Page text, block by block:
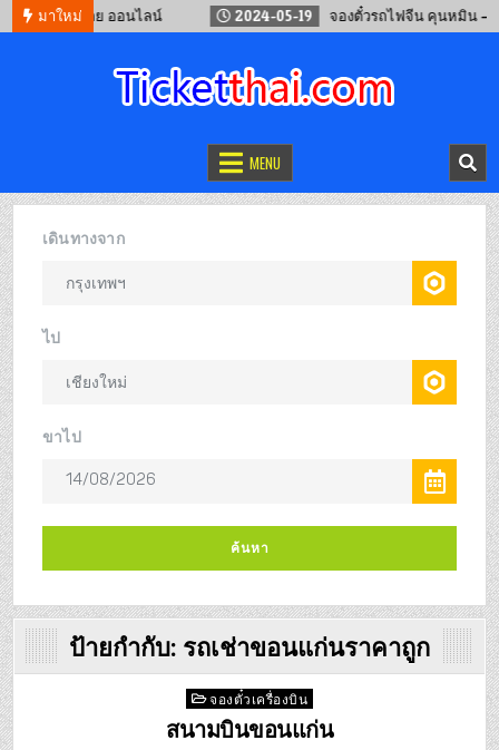
มาใหม่
ทพ – จ.เลย ออนไลน์ 2024-05-19 จองตั๋วรถไฟจีน คุนหมิน – เวียง
MENU
ป้ายกำกับ: รถเช่าขอนแก่นราคาถูก
Posted
in
จองตั๋วเครื่องบิน
สนามบินขอนแก่น